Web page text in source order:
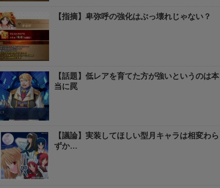
【指摘】卑弥呼の強化はぶっ壊れじゃない？
【話題】低レアを育てた方が強いというのは本
当に罠
【議論】実装してほしい型月キャラは相変わら
ずか…